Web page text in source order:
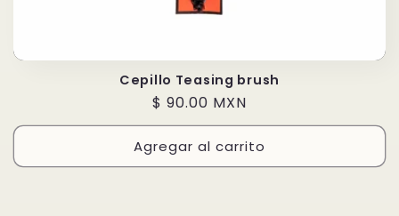
Cepillo Teasing brush
Precio
habitual
$ 90.00 MXN
Agregar al carrito